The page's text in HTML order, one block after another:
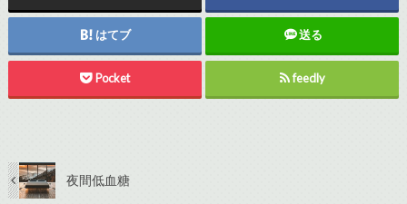
はてブ 送る
Pocket feedly
夜間低血糖